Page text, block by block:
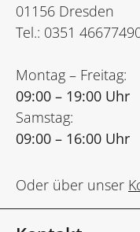
01156 Dresden
Tel.: 0351
Montag – Freitag:
09:00 – 19:00 Uhr
Samstag:
09:00 – 16:00 Uhr
Oder über unser